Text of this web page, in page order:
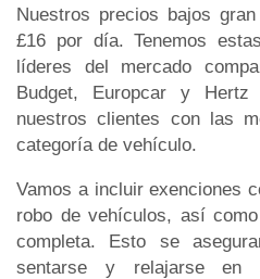
Nuestros precios bajos
£16 por día. Tenemos
líderes del mercado
Budget, Europcar y
nuestros clientes con las
categoría de vehículo.
Vamos a incluir exenciones
robo de vehículos, así
completa. Esto se
sentarse y relajarse en